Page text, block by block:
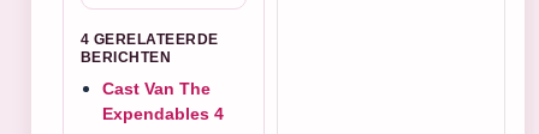
4 GERELATEERDE
BERICHTEN
Cast Van The
Expendables 4